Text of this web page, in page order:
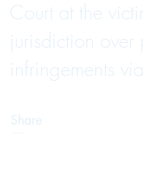
Court at the
jurisdiction
infringements
Share